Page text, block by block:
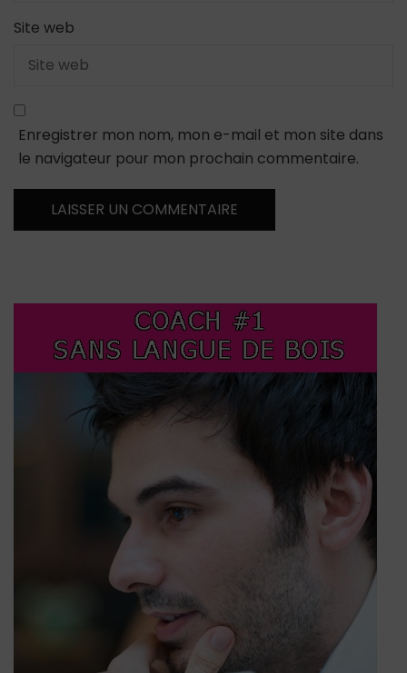
Site web
Enregistrer mon nom, mon e-mail et mon site dans
le navigateur pour mon prochain commentaire.